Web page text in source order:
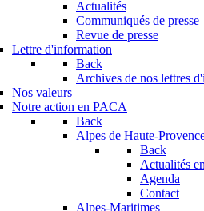
Actualités
Communiqués de presse
Revue de presse
Lettre d'information
Back
Archives de nos lettres
Nos valeurs
Notre action en PACA
Back
Alpes de Haute-
Back
Actualités
Agenda
Contact
Alpes-Maritimes